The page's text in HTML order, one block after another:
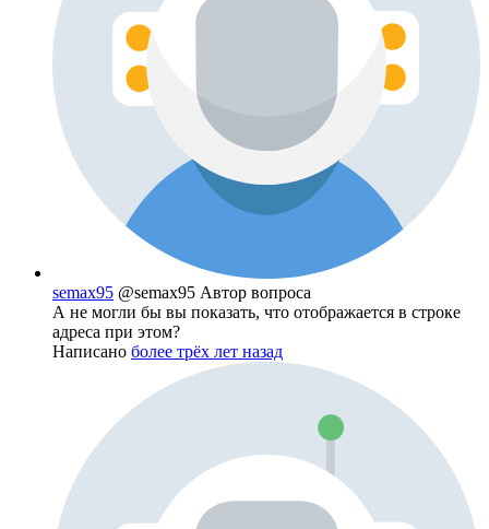
semax95 @semax95 Автор вопроса
А не могли бы вы показать, что отображается в строке
адреса при этом?
Написано более трёх лет назад